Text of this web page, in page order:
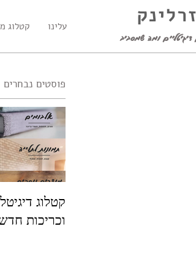
עלינו קטלוג
ומה שמסביב
פוסטים נבחרים
קטלוג
וכריכות